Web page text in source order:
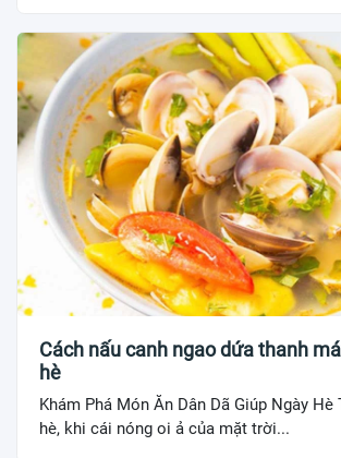
Cách nấu canh ngao dứa thanh
hè
Khám Phá Món Ăn Dân Dã Giúp Ngày
hè, khi cái nóng oi ả của mặt trời...